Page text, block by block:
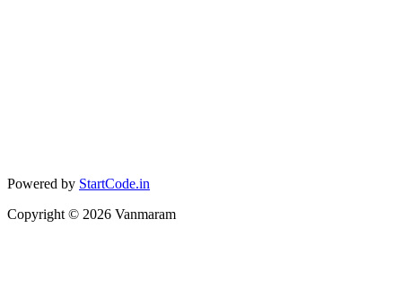
Powered by StartCode.in
Copyright © 2026 Vanmaram